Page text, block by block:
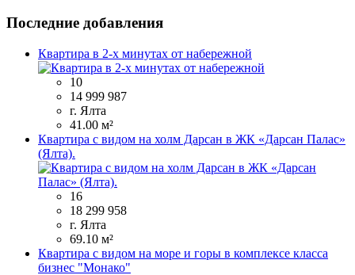
Последние добавления
Квартира в 2-х минутах от набережной
10
14 999 987
г. Ялта
41.00 м²
Квартира с видом на холм Дарсан в ЖК «Дарсан Палас»
(Ялта).
16
18 299 958
г. Ялта
69.10 м²
Квартира с видом на море и горы в комплексе класса
бизнес "Монако"